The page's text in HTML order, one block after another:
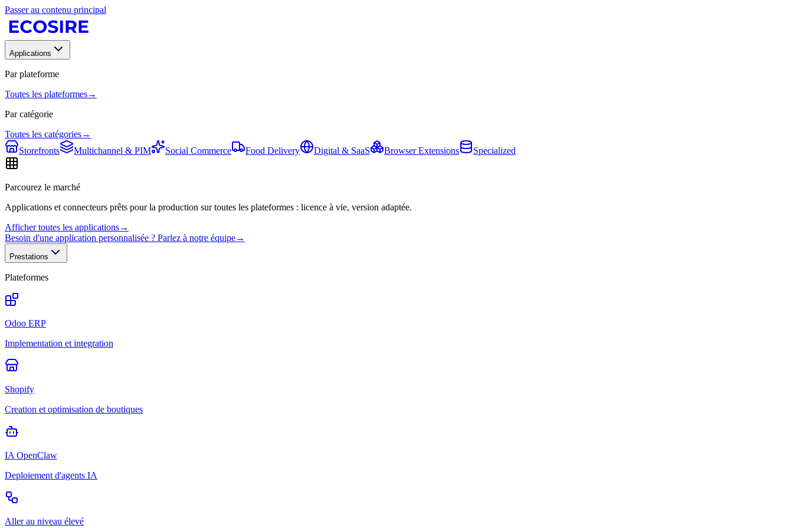
Passer au contenu principal
Applications
Par plateforme
Toutes les plateformes→
Par catégorie
Toutes les catégories→
Storefronts
Multichannel & PIM Social Commerce Food Delivery Digital & SaaS Browser Extensions Specialized
Parcourez le marché
Applications et connecteurs prêts pour la production sur toutes les plateformes : licence à vie, version adaptée.
Afficher toutes les applications→
Besoin d'une application personnalisée ? Parlez à notre équipe→
Prestations
Plateformes
Odoo ERP
Implementation et integration
Shopify
Creation et optimisation de boutiques
IA OpenClaw
Deploiement d'agents IA
Aller au niveau élevé